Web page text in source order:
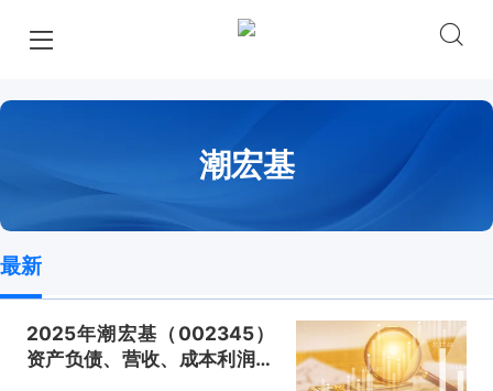
潮宏基
最新
2025年潮宏基（002345）
资产负债、营收、成本利润及